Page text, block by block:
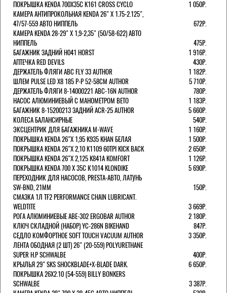
ПОКРЫШКА KENDA 700Х35С K161 CROSS CYCLO
1 050Р.
КАМЕРА АНТИПРОКОЛЬНАЯ KENDA 26" Х 1.75-2.125",
47/57-559 АВТО НИППЕЛЬ
672Р.
КАМЕРА KENDA 28-29" Х 1,9-2,35" (50/58-622) АВТО
НИППЕЛЬ
475Р.
БАГАЖНИК ЗАДНИЙ H041 HORST
1 916Р.
АПТЕЧКА RED DEVILS
430Р.
ДЕРЖАТЕЛЬ ФЛЯГИ АВС FLY 33 AUTHOR
1 182Р.
ШЛЕМ PULSE LED X8 185 Р-Р 52-58СМ AUTHOR
5 710Р.
ДЕРЖАТЕЛЬ ФЛЯГИ 8-14000221 ABC-16N AUTHOR
780Р.
НАСОС АЛЮМИНИЕВЫЙ С МАНОМЕТРОМ BETO
1 183Р.
БАГАЖНИК 8-15200213 ЗАДНИЙ ACR-25 AUTHOR
5 660Р.
КОЛЕСА БАЛАНСИРНЫЕ
540Р.
ЭКСЦЕНТРИК ДЛЯ БАГАЖНИКА M-WAVE
1 160Р.
ПОКРЫШКА KENDA 26"Х 1,95 K935 KHAN БЕЛАЯ
1 500Р.
ПОКРЫШКА KENDA 26"Х 2,10 K1109 60TPI KICK BACK
2 650Р.
ПОКРЫШКА KENDA 26"Х 2,125 K841A KOMFORT
1 126Р.
ПОКРЫШКА KENDA 700 Х 35С К1014 KLONDIKE
5 690Р.
ПЕРЕХОДНИК ДЛЯ НАСОСОВ, PRESTA-АВТО, ЛАТУНЬ
SW-BND, 21ММ
150Р.
СМАЗКА 1Л TF2 PERFORMANCE CHAIN LUBRICANT.
WELDTITE
3 669Р.
РОГА АЛЮМИНИЕВЫЕ ABE-302 ERGOBAR AUTHOR
2 180Р.
КЛЮЧ СКЛАДНОЙ (НАБОР) YC-286N BIKEHAND
847Р.
СЕДЛО КОМФОРТНОЕ SOFT TOUCH VACUUM AUTHOR
3 350Р.
ЛЕНТА ОБОДНАЯ (2 ШТ) 26" (20-559) POLYURETHANE
SUPER H.P SCHWALBE
400Р.
КРЫЛЬЯ 29" SKS SHOCKBLADE+X-BLADE DARK.
6 650Р.
ПОКРЫШКА 26X2.10 (54-559) BILLY BONKERS
SCHWALBE
3 387Р.